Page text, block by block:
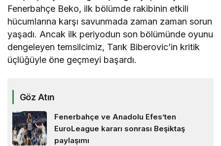
Fenerbahçe Beko, ilk bölümde rakibinin etkili
hücumlarına karşı savunmada zaman zaman sorun
yaşadı. Ancak ilk periyodun son bölümünde oyunu
dengeleyen temsilcimiz, Tarık Biberovic’in kritik
üçlüğüyle öne geçmeyi başardı.
Göz Atın
Fenerbahçe ve Anadolu Efes’ten
EuroLeague kararı sonrası Beşiktaş
paylaşımı